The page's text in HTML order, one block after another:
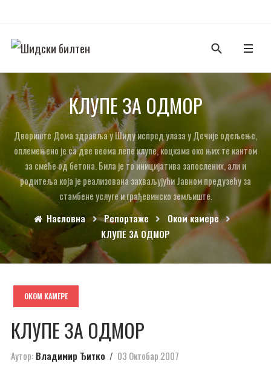
КЛУПЕ ЗА ОДМОР
Двориште Дома здравља у Шиду испред улаза у Дечије одељење,
оплемењено је са две веома лепе клупе, коцкама око њих те кантом
за смеће од бетона. Била је то иницијатива запослених, али и
родитеља која је реализована захваљујући Јавном предузећу за
стамбене услуге и грађевинско земљиште.
Насловна
Репортаже
Оком камере
КЛУПЕ ЗА ОДМОР
ОКОМ КАМЕРЕ
КЛУПЕ ЗА ОДМОР
Аутор: Владимир Ђитко 03 Октобар 2007